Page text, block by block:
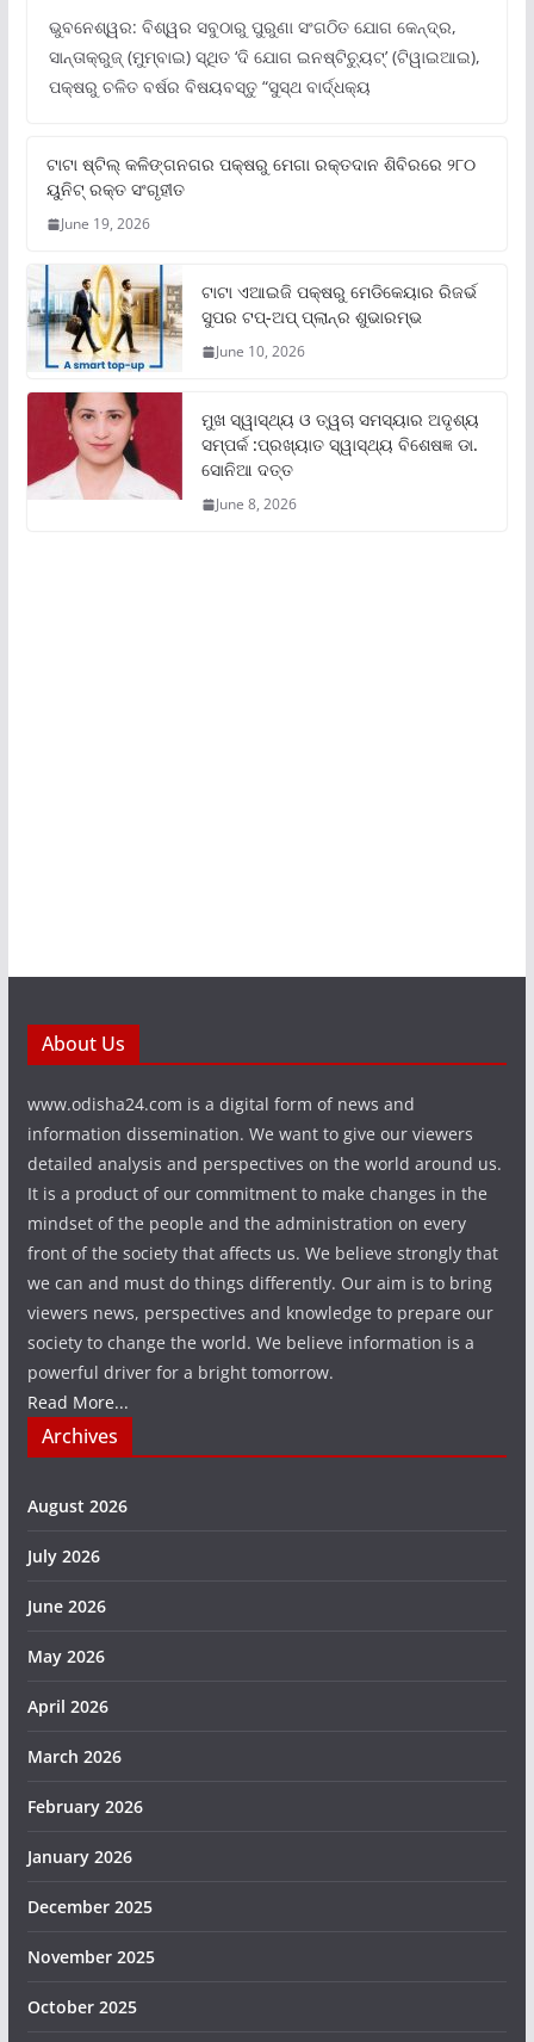
ଭୁବନେଶ୍ୱର: ବିଶ୍ୱର ସବୁଠାରୁ ପୁରୁଣା ସଂଗଠିତ ଯୋଗ କେନ୍ଦ୍ର,
ସାନ୍ତାକ୍ରୁଜ୍ (ମୁମ୍ବାଇ) ସ୍ଥିତ ‘ଦି ଯୋଗ ଇନଷ୍ଟିଚ୍ୟୁଟ୍‌’ (ଟିୱାଇଆଇ),
ପକ୍ଷରୁ ଚଳିତ ବର୍ଷର ବିଷୟବସ୍ତୁ “ସୁସ୍ଥ ବାର୍ଦ୍ଧକ୍ୟ
ଟାଟା ଷ୍ଟିଲ୍‌ କଳିଙ୍ଗନଗର ପକ୍ଷରୁ ମେଗା ରକ୍ତଦାନ ଶିବିରରେ ୨୮୦
ୟୁନିଟ୍‌ ରକ୍ତ ସଂଗୃହୀତ
June 19, 2026
ଟାଟା ଏଆଇଜି ପକ୍ଷରୁ ମେଡିକେୟାର ରିଜର୍ଭ
ସୁପର ଟପ୍‌-ଅପ୍ ପ୍ଲାନ୍‌ର ଶୁଭାରମ୍ଭ
June 10, 2026
ମୁଖ ସ୍ୱାସ୍ଥ୍ୟ ଓ ତ୍ୱଚା ସମସ୍ୟାର ଅଦୃଶ୍ୟ
ସମ୍ପର୍କ :ପ୍ରଖ୍ୟାତ ସ୍ୱାସ୍ଥ୍ୟ ବିଶେଷଜ୍ଞ ଡା.
ସୋନିଆ ଦତ୍ତ
June 8, 2026
About Us
www.odisha24.com is a digital form of news and
information dissemination. We want to give our viewers
detailed analysis and perspectives on the world around us.
It is a product of our commitment to make changes in the
mindset of the people and the administration on every
front of the society that affects us. We believe strongly that
we can and must do things differently. Our aim is to bring
viewers news, perspectives and knowledge to prepare our
society to change the world. We believe information is a
powerful driver for a bright tomorrow.
Read More...
Archives
August 2026
July 2026
June 2026
May 2026
April 2026
March 2026
February 2026
January 2026
December 2025
November 2025
October 2025